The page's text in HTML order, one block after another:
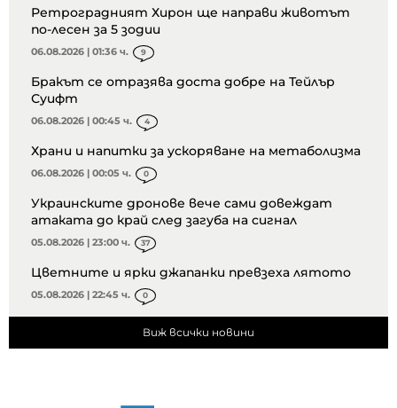
Ретроградният Хирон ще направи животът
по-лесен за 5 зодии
06.08.2026 | 01:36 ч. 9
Бракът се отразява доста добре на Тейлър
Суифт
06.08.2026 | 00:45 ч. 4
Храни и напитки за ускоряване на метаболизма
06.08.2026 | 00:05 ч. 0
Украинските дронове вече сами довеждат
атаката до край след загуба на сигнал
05.08.2026 | 23:00 ч. 37
Цветните и ярки джапанки превзеха лятото
05.08.2026 | 22:45 ч. 0
Виж всички новини